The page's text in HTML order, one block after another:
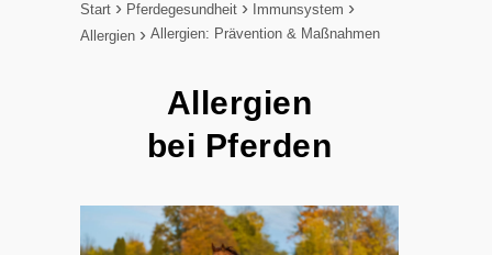
Start Pferdegesundheit
Immunsystem
Allergien
Allergien: Prävention & Maßnahmen
Allergien
bei Pferden